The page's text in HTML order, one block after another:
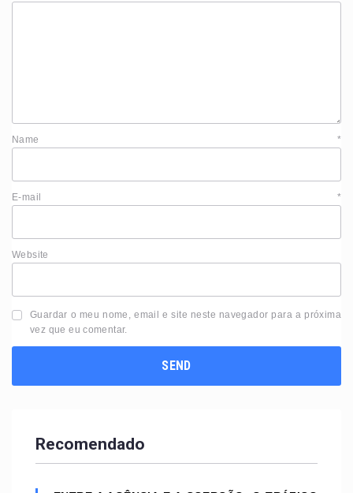
Name *
E-mail *
Website
Guardar o meu nome, email e site neste navegador para a próxima
vez que eu comentar.
Recomendado